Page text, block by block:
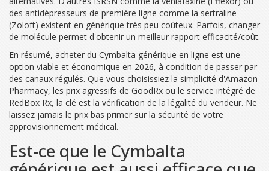
des antidépresseurs de première ligne comme la sertraline
(Zoloft) existent en générique très peu coûteux. Parfois, changer
de molécule permet d'obtenir un meilleur rapport efficacité/coût.
En résumé, acheter du Cymbalta générique en ligne est une
option viable et économique en 2026, à condition de passer par
des canaux régulés. Que vous choisissiez la simplicité d'Amazon
Pharmacy, les prix agressifs de GoodRx ou le service intégré de
RedBox Rx, la clé est la vérification de la légalité du vendeur. Ne
laissez jamais le prix bas primer sur la sécurité de votre
approvisionnement médical.
Est-ce que le Cymbalta